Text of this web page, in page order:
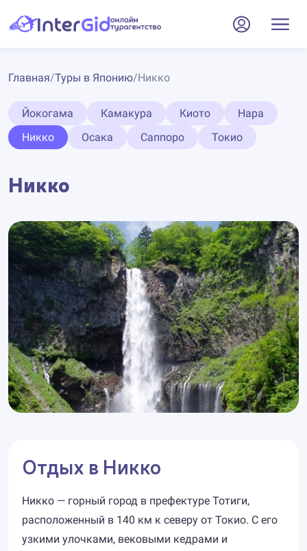
Главная/Туры в Японию/Никко
Йокогама Камакура Киото
Нара
Никко
Осака Саппоро Токио
Никко
Отдых в Никко
Никко — горный город в префектуре Тотиги,
расположенный в 140 км к северу от Токио. С его
узкими улочками, вековыми кедрами и